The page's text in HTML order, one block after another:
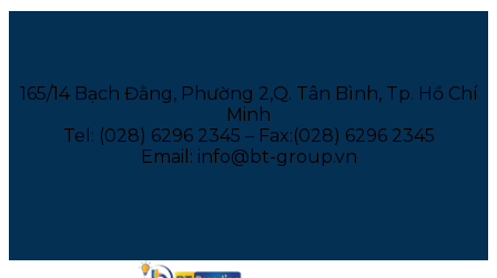
165/14 Bạch Đằng, Phường 2,Q. Tân Bình, Tp. Hồ Chí
Minh
Tel: (028) 6296 2345 – Fax:(028) 6296 2345
Email: info@bt-group.vn